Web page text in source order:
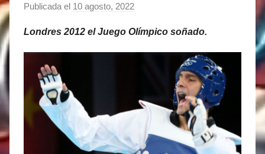
Publicada el 10 agosto, 2022
r
M
M
Londres 2012 el Juego Olímpico soñado.